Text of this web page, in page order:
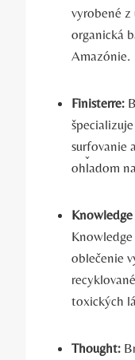
vyrobené z
organická
Amazónie.
Finisterre:
surfovanie
ohľadom
oblečenie
toxických
Thought: